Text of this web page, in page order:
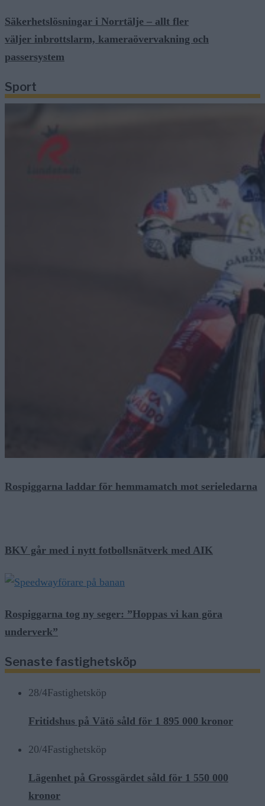
Säkerhetslösningar i Norrtälje – allt fler
väljer inbrottslarm, kameraövervakning och
passersystem
Sport
Rospiggarna laddar för hemmamatch mot serieledarna
BKV går med i nytt fotbollsnätverk med AIK
Rospiggarna tog ny seger: ”Hoppas vi kan göra
underverk”
Senaste fastighetsköp
28/4Fastighetsköp
Fritidshus på Vätö såld för 1 895 000 kronor
20/4Fastighetsköp
Lägenhet på Grossgärdet såld för 1 550 000
kronor